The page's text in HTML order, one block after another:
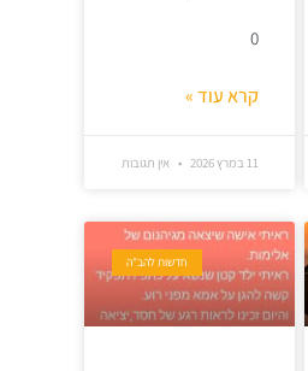
0
קרא עוד »
11 במרץ 2026 אין תגובות
חדשות להב"ה